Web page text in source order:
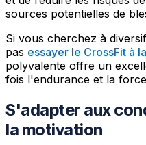
sources potentielles de
Si vous cherchez à
pas essayer le CrossFit à
polyvalente offre un
fois l'endurance et la
S'adapter aux
la motivation